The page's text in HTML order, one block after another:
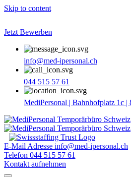
Skip to content
Jetzt Bewerben
info@med-ipersonal.ch
044 515 57 61
MediPersonal | Bahnhofplatz 1c |
E-Mail Adresse info@med-ipersonal.ch
Telefon 044 515 57 61
Kontakt aufnehmen